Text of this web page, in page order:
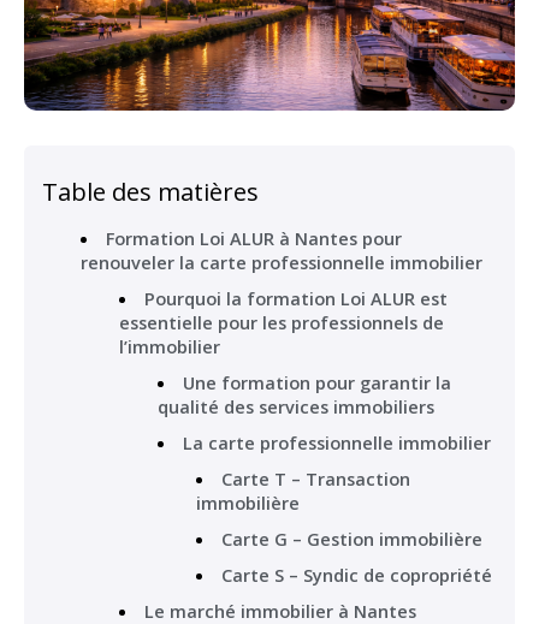
Table des matières
Formation Loi ALUR à Nantes pour
renouveler la carte professionnelle immobilier
Pourquoi la formation Loi ALUR est
essentielle pour les professionnels de
l’immobilier
Une formation pour garantir la
qualité des services immobiliers
La carte professionnelle immobilier
Carte T – Transaction
immobilière
Carte G – Gestion immobilière
Carte S – Syndic de copropriété
Le marché immobilier à Nantes